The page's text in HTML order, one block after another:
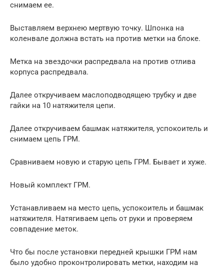
снимаем ее.
Выставляем верхнею мертвую точку. Шпонка на
коленвале должна встать на против метки на блоке.
Метка на звездочки распредвала на против отлива
корпуса распредвала.
Далее откручиваем маслоподводящею трубку и две
гайки на 10 натяжителя цепи.
Далее откручиваем башмак натяжителя, успокоитель и
снимаем цепь ГРМ.
Сравниваем новую и старую цепь ГРМ. Бывает и хуже.
Новый комплект ГРМ.
Устанавливаем на место цепь, успокоитель и башмак
натяжителя. Натягиваем цепь от руки и проверяем
совпадение меток.
Что бы после установки передней крышки ГРМ нам
было удобно проконтролировать метки, находим на